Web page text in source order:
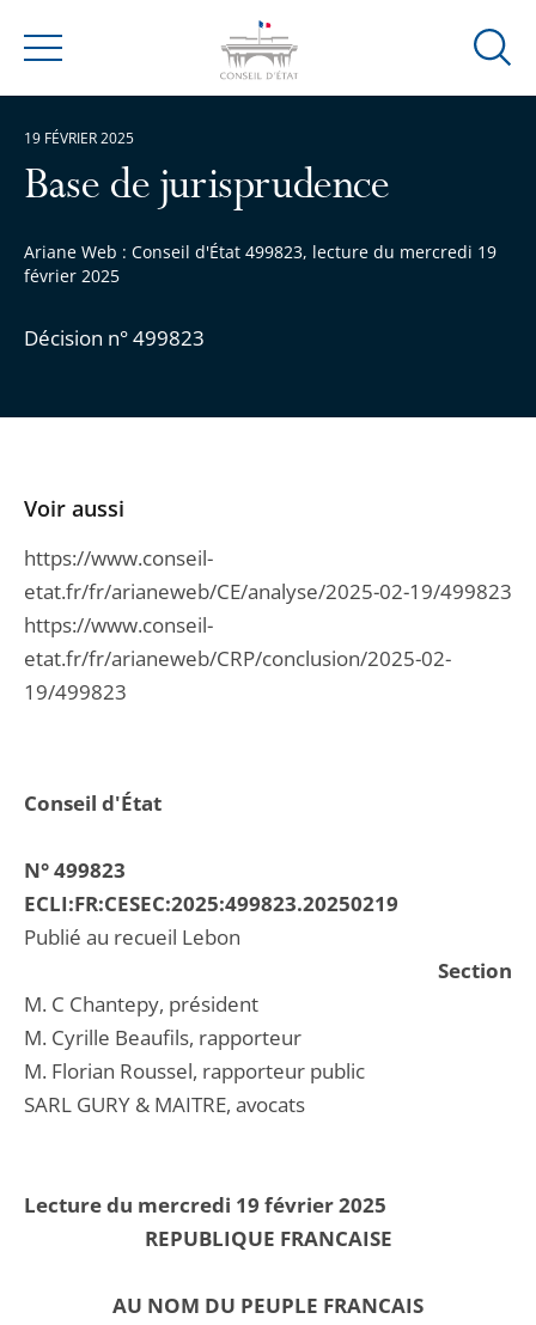
Menu
Ouvrir
Base de jurisprudence
Ariane Web : Conseil d'État 499823, lecture du mercredi 19
février 2025
Décision n° 499823
19 FÉVRIER 2025
Conseil d'État
N° 499823
ECLI:FR:CESEC:2025:499823.20250219
Publié au recueil Lebon
Section
M. C Chantepy, président
M. Cyrille Beaufils, rapporteur
M. Florian Roussel, rapporteur public
SARL GURY & MAITRE, avocats
Lecture du mercredi 19 février 2025
REPUBLIQUE FRANCAISE
AU NOM DU PEUPLE FRANCAIS
Voir aussi
https://www.conseil-
etat.fr/fr/arianeweb/CE/analyse/2025-02-19/499823
https://www.conseil-
etat.fr/fr/arianeweb/CRP/conclusion/2025-02-
19/499823